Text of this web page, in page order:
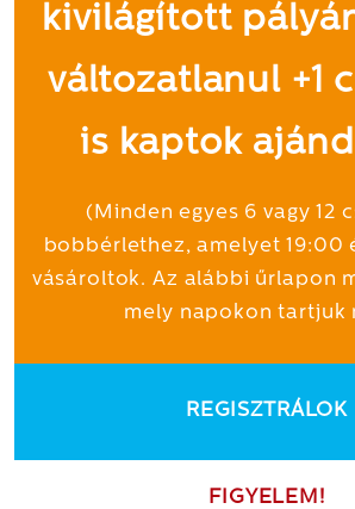
kivilágított
változatlanul +1
is kaptok
(Minden egyes 6 vagy 12
bobbérlethez, amelyet 19:00
vásároltok. Az alábbi űrlapon
mely napokon tartjuk
REGISZTRÁLOK
FIGYELEM!